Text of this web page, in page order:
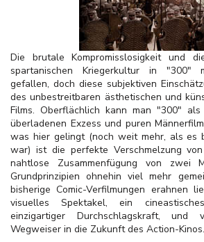
Die brutale Kompromisslosigkeit und
spartanischen Kriegerkultur in "300"
gefallen, doch diese subjektiven
des unbestreitbaren ästhetischen und
Films. Oberflächlich kann man "300"
überladenen Exzess und puren
was hier gelingt (noch weit mehr, als es
war) ist die perfekte Verschmelzung
nahtlose Zusammenfügung von zwei
Grundprinzipien ohnehin viel mehr
bisherige Comic-Verfilmungen erahnen
visuelles Spektakel, ein
einzigartiger Durchschlagskraft, und
Wegweiser in die Zukunft des Action-Kinos.